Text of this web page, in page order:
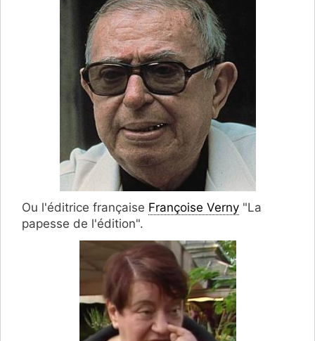
Ou l'éditrice française Françoise Verny "La
papesse de l'édition".